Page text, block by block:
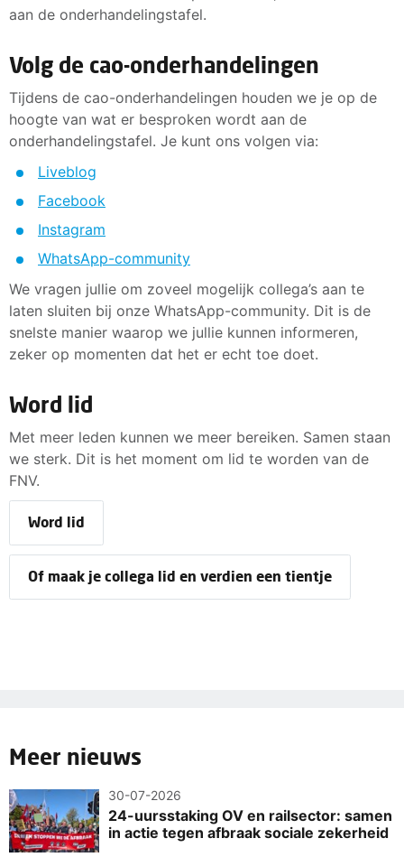
aan de onderhandelingstafel.
Volg de cao-onderhandelingen
Tijdens de cao-onderhandelingen houden we je op de
hoogte van wat er besproken wordt aan de
onderhandelingstafel. Je kunt ons volgen via:
Liveblog
Facebook
Instagram
WhatsApp-community
We vragen jullie om zoveel mogelijk collega’s aan te
laten sluiten bij onze WhatsApp-community. Dit is de
snelste manier waarop we jullie kunnen informeren,
zeker op momenten dat het er echt toe doet.
Word lid
Met meer leden kunnen we meer bereiken. Samen staan
we sterk. Dit is het moment om lid te worden van de
FNV.
Word lid
Of maak je collega lid en verdien een tientje
Meer nieuws
30-07-2026
24-uursstaking OV en railsector: samen
in actie tegen afbraak sociale zekerheid